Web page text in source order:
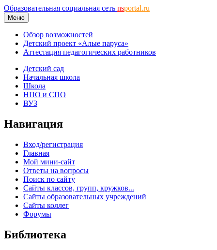
Образовательная социальная сеть nsportal.ru
Меню
Обзор возможностей
Детский проект «Алые паруса»
Аттестация педагогических работников
Детский сад
Начальная школа
Школа
НПО и СПО
ВУЗ
Навигация
Вход/регистрация
Главная
Мой мини-сайт
Ответы на вопросы
Поиск по сайту
Сайты классов, групп, кружков...
Сайты образовательных учреждений
Сайты коллег
Форумы
Библиотека